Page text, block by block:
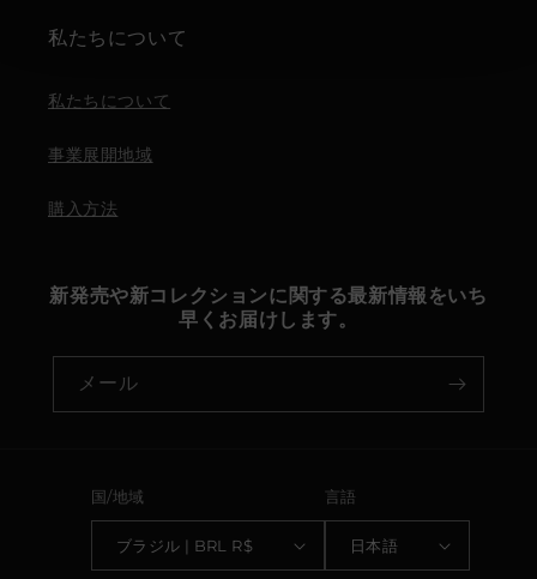
私たちについて
私たちについて
事業展開地域
購入方法
新発売や新コレクションに関する最新情報をいち
早くお届けします。
メール
国/地域
ブラジル | BRL R$
言語
日本語